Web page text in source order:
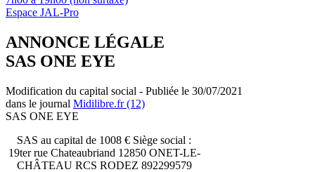
Espace JAL-Pro
ANNONCE LÉGALE
SAS ONE EYE
Modification du capital social - Publiée le 30/07/2021
dans le journal Midilibre.fr (12)
SAS ONE EYE
SAS au capital de 1008 € Siège social :
19ter rue Chateaubriand 12850 ONET-LE-
CHÂTEAU RCS RODEZ 892299579